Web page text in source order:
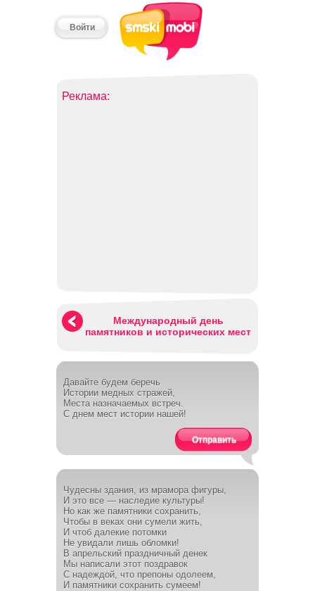
Войти
Реклама:
Международный день
памятников и исторических мест
Давайте будем беречь
Истории медных стражей,
Места назначаемых встреч.
С днем мест истории нашей!
Отправить
Чудесны здания, из мрамора фигуры,
И это все — наследие культуры!
Но как же памятники сохранить,
Чтобы в веках они сумели жить,
И чтоб далекие потомки
Не увидали лишь обломки!
В апрельский праздничный денек
Мы написали этот поздравок
С надеждой, что препоны одолеем,
И памятники сохранить сумеем!